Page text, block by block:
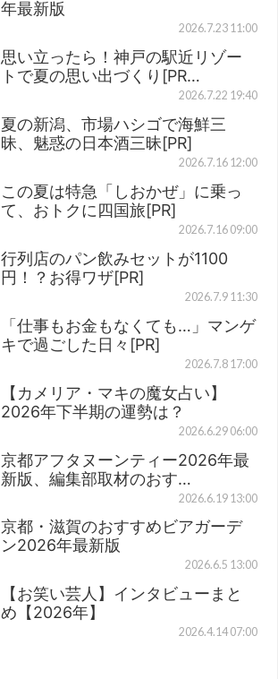
年最新版
2026.7.23 11:00
思い立ったら！神戸の駅近リゾー
トで夏の思い出づくり[PR…
2026.7.22 19:40
夏の新潟、市場ハシゴで海鮮三
昧、魅惑の日本酒三昧[PR]
2026.7.16 12:00
この夏は特急「しおかぜ」に乗っ
て、おトクに四国旅[PR]
2026.7.16 09:00
行列店のパン飲みセットが1100
円！？お得ワザ[PR]
2026.7.9 11:30
「仕事もお金もなくても…」マンゲ
キで過ごした日々[PR]
2026.7.8 17:00
【カメリア・マキの魔女占い】
2026年下半期の運勢は？
2026.6.29 06:00
京都アフタヌーンティー2026年最
新版、編集部取材のおす…
2026.6.19 13:00
京都・滋賀のおすすめビアガーデ
ン2026年最新版
2026.6.5 13:00
【お笑い芸人】インタビューまと
め【2026年】
2026.4.14 07:00